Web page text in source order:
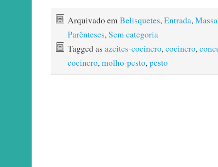
Arquivado emBelisquetes,Entrada,
Parênteses,Sem categoria
Tagged as azeites-cocinero,cocinero,
cocinero,molho-pesto,pesto